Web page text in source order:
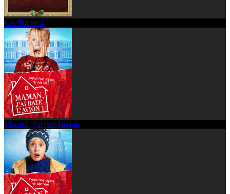
Les Tuche 4
Maman, j'ai raté l'avion